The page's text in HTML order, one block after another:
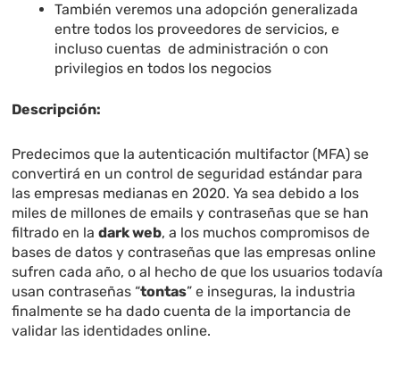
También veremos una adopción generalizada
entre todos los proveedores de servicios, e
incluso cuentas de administración o con
privilegios en todos los negocios
Descripción:
Predecimos que la autenticación multifactor (MFA) se
convertirá en un control de seguridad estándar para
las empresas medianas en 2020. Ya sea debido a los
miles de millones de emails y contraseñas que se han
filtrado en ladark web, a los muchos compromisos de
bases de datos y contraseñas que las empresas online
sufren cada año, o al hecho de que los usuarios todavía
usan contraseñas “tontas” e inseguras, la industria
finalmente se ha dado cuenta de la importancia de
validar las identidades online.